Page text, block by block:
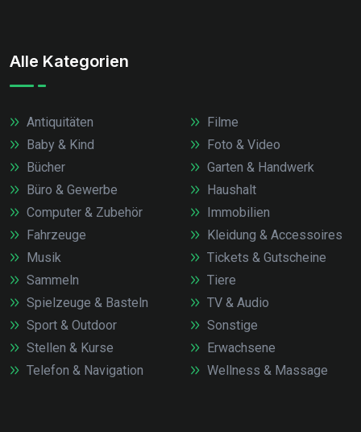
Alle Kategorien
Antiquitäten
Baby & Kind
Bücher
Büro & Gewerbe
Computer & Zubehör
Fahrzeuge
Filme
Foto & Video
Garten & Handwerk
Haushalt
Immobilien
Kleidung & Accessoires
Musik
Sammeln
Spielzeuge & Basteln
Sport & Outdoor
Stellen & Kurse
Telefon & Navigation
Tickets & Gutscheine
Tiere
TV & Audio
Sonstige
Erwachsene
Wellness & Massage